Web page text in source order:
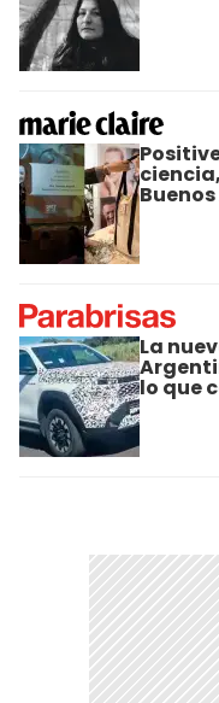
La
lo que